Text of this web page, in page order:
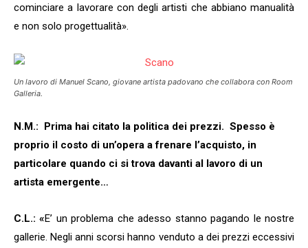
cominciare a lavorare con degli artisti che abbiano manualità
e non solo progettualità».
Un lavoro di Manuel Scano, giovane artista padovano che collabora con Room
Galleria.
N.M.: Prima hai citato la politica dei prezzi. Spesso è
proprio il costo di un’opera a frenare l’acquisto, in
particolare quando ci si trova davanti al lavoro di un
artista emergente…
C.L.: «E’ un problema che adesso stanno pagando le nostre
gallerie. Negli anni scorsi hanno venduto a dei prezzi eccessivi